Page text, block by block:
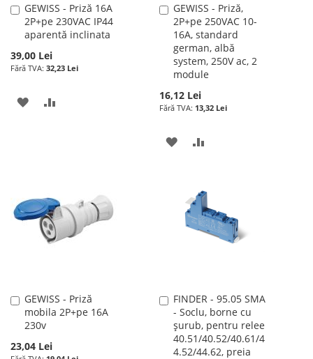
GEWISS - Priză 16A
2P+pe 230VAC IP44
aparentă inclinata
39,00 Lei
32,23 Lei
Adauga
în
cos
ADAUGATI
DORINTE
GEWISS - Priză,
2P+pe 250VAC 10-
16A, standard
german, albă
system, 250V ac, 2
module
16,12 Lei
13,32 Lei
Adauga
în
cos
ADAUGATI
LISTA
DE
DORINTE
COMPARARE
GEWISS - Priză
mobila 2P+pe 16A
230v
23,04 Lei
Adauga
în
cos
FINDER - 95.05 SMA
- Soclu, borne cu
şurub, pentru relee
40.51/40.52/40.61/4
4.52/44.62, preia
Adauga
în
cos